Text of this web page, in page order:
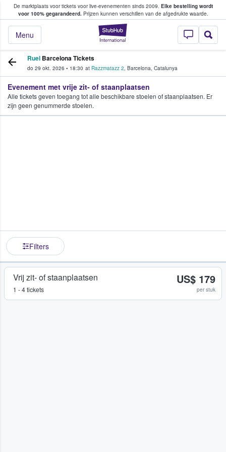
De marktplaats voor tickets voor live-evenementen sinds 2009. Elke bestelling wordt
voor 100% gegarandeerd.Prijzen kunnen verschillen van de afgedrukte waarde.
StubHub: waar
Menu
tickets kopen en verkopen
Ruel Barcelona Tickets
do 29 okt. 2026 • 18:30 at Razzmatazz 2, Barcelona, Catalunya
Evenement met vrije zit- of staanplaatsen
Alle tickets geven toegang tot alle beschikbare stoelen of staanplaatsen. Er
zijn geen genummerde stoelen.
Filters
Vrij zit- of staanplaatsen
1 - 4 tickets
US$ 179
per stuk